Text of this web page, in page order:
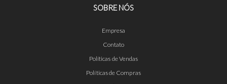
SOBRE NÓS
Empresa
Contato
Políticas de Vendas
Políticas de Compras